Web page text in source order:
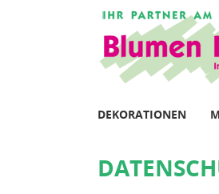
DEKORATIONEN